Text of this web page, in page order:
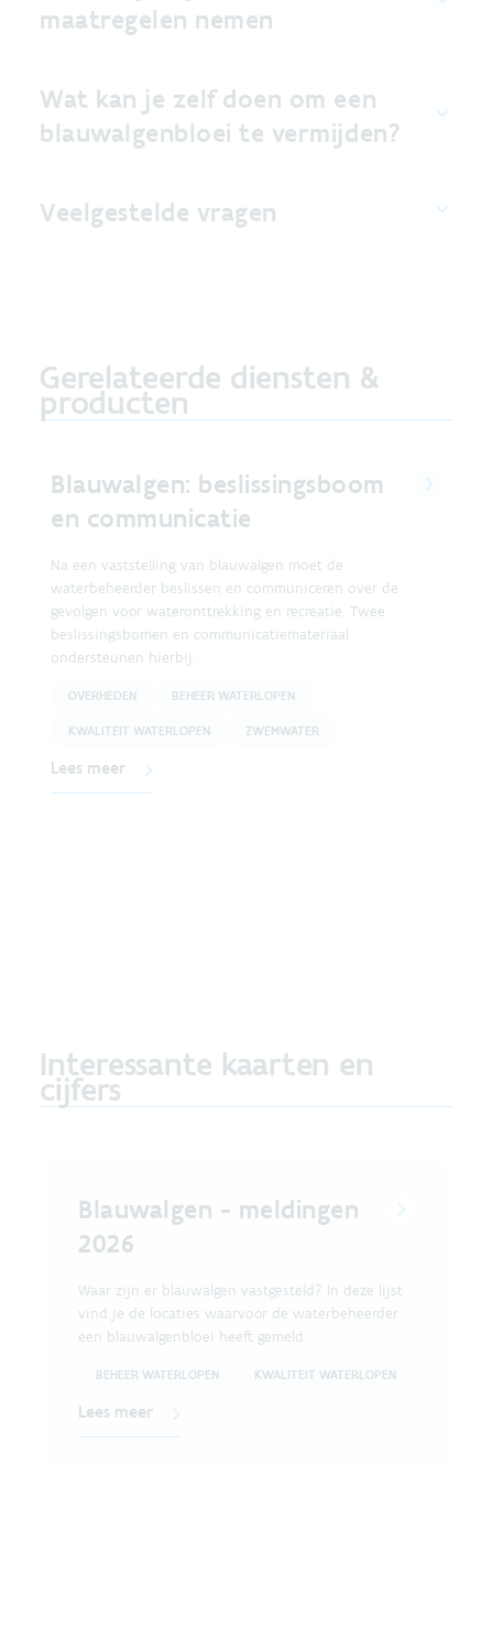
maatregelen nemen
Wat kan je zelf doen om een
blauwalgenbloei te vermijden?
Veelgestelde vragen
Gerelateerde diensten &
producten
Blauwalgen: beslissingsboom
en communicatie
Na een vaststelling van blauwalgen moet de
waterbeheerder beslissen en communiceren over de
gevolgen voor wateronttrekking en recreatie. Twee
beslissingsbomen en communicatiemateriaal
ondersteunen hierbij.
OVERHEDEN BEHEER WATERLOPEN
KWALITEIT WATERLOPEN ZWEMWATER
Lees meer
Interessante kaarten en
cijfers
Blauwalgen - meldingen
2026
Waar zijn er blauwalgen vastgesteld? In deze lijst
vind je de locaties waarvoor de waterbeheerder
een blauwalgenbloei heeft gemeld.
BEHEER WATERLOPEN KWALITEIT WATERLOPEN
Lees meer